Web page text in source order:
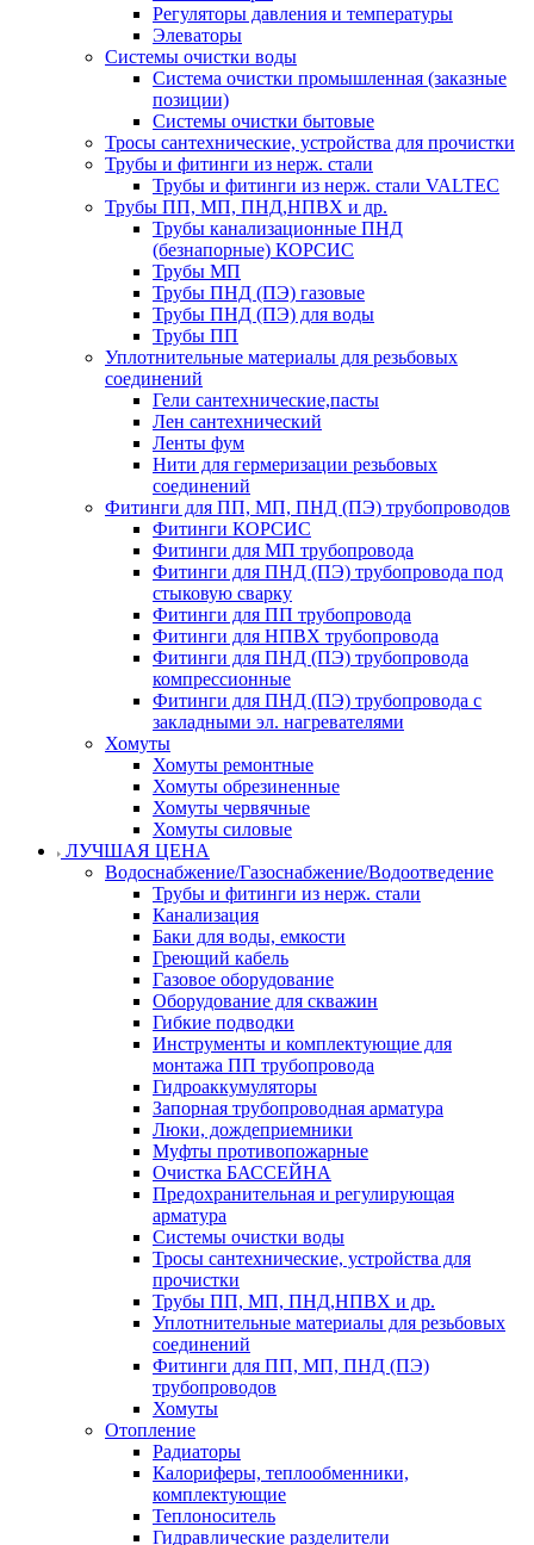
Регуляторы давления и температуры
Элеваторы
Системы очистки воды
Система очистки промышленная (заказные
позиции)
Системы очистки бытовые
Тросы сантехнические, устройства для прочистки
Трубы и фитинги из нерж. стали
Трубы и фитинги из нерж. стали VALTEC
Трубы ПП, МП, ПНД,НПВХ и др.
Трубы канализационные ПНД
(безнапорные) КОРСИС
Трубы МП
Трубы ПНД (ПЭ) газовые
Трубы ПНД (ПЭ) для воды
Трубы ПП
Уплотнительные материалы для резьбовых
соединений
Гели сантехнические,пасты
Лен сантехнический
Ленты фум
Нити для гермеризации резьбовых
соединений
Фитинги для ПП, МП, ПНД (ПЭ) трубопроводов
Фитинги КОРСИС
Фитинги для МП трубопровода
Фитинги для ПНД (ПЭ) трубопровода под
стыковую сварку
Фитинги для ПП трубопровода
Фитинги для НПВХ трубопровода
Фитинги для ПНД (ПЭ) трубопровода
компрессионные
Фитинги для ПНД (ПЭ) трубопровода с
закладными эл. нагревателями
Хомуты
Хомуты ремонтные
Хомуты обрезиненные
Хомуты червячные
Хомуты силовые
ЛУЧШАЯ ЦЕНА
Водоснабжение/Газоснабжение/Водоотведение
Трубы и фитинги из нерж. стали
Канализация
Баки для воды, емкости
Греющий кабель
Газовое оборудование
Оборудование для скважин
Гибкие подводки
Инструменты и комплектующие для
монтажа ПП трубопровода
Гидроаккумуляторы
Запорная трубопроводная арматура
Люки, дождеприемники
Муфты противопожарные
Очистка БАССЕЙНА
Предохранительная и регулирующая
арматура
Системы очистки воды
Тросы сантехнические, устройства для
прочистки
Трубы ПП, МП, ПНД,НПВХ и др.
Уплотнительные материалы для резьбовых
соединений
Фитинги для ПП, МП, ПНД (ПЭ)
трубопроводов
Хомуты
Отопление
Радиаторы
Калориферы, теплообменники,
комплектующие
Теплоноситель
Гидравлические разделители